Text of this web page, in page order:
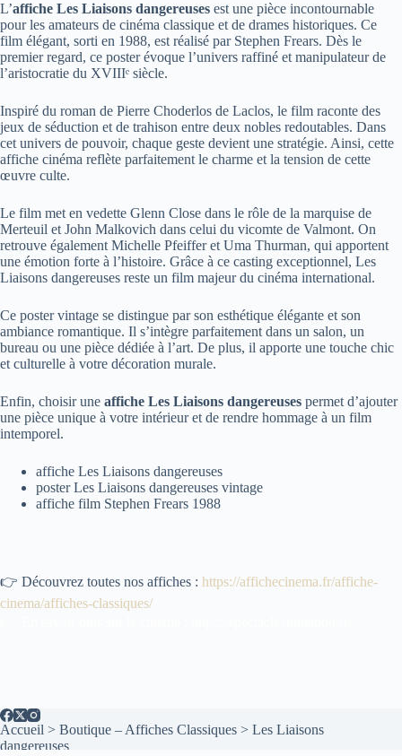
L’affiche Les Liaisons dangereuses est une pièce incontournable
pour les amateurs de cinéma classique et de drames historiques. Ce
film élégant, sorti en 1988, est réalisé par Stephen Frears. Dès le
premier regard, ce poster évoque l’univers raffiné et manipulateur de
l’aristocratie du XVIIIᵉ siècle.
Inspiré du roman de Pierre Choderlos de Laclos, le film raconte des
jeux de séduction et de trahison entre deux nobles redoutables. Dans
cet univers de pouvoir, chaque geste devient une stratégie. Ainsi, cette
affiche cinéma reflète parfaitement le charme et la tension de cette
œuvre culte.
Le film met en vedette Glenn Close dans le rôle de la marquise de
Merteuil et John Malkovich dans celui du vicomte de Valmont. On
retrouve également Michelle Pfeiffer et Uma Thurman, qui apportent
une émotion forte à l’histoire. Grâce à ce casting exceptionnel, Les
Liaisons dangereuses reste un film majeur du cinéma international.
Ce poster vintage se distingue par son esthétique élégante et son
ambiance romantique. Il s’intègre parfaitement dans un salon, un
bureau ou une pièce dédiée à l’art. De plus, il apporte une touche chic
et culturelle à votre décoration murale.
Enfin, choisir une affiche Les Liaisons dangereuses permet d’ajouter
une pièce unique à votre intérieur et de rendre hommage à un film
intemporel.
affiche Les Liaisons dangereuses
poster Les Liaisons dangereuses vintage
affiche film Stephen Frears 1988
👉 Découvrez toutes nos affiches : https://affichecinema.fr/affiche-
cinema/affiches-classiques/
Accueil > Boutique – Affiches Classiques > Les Liaisons
dangereuses